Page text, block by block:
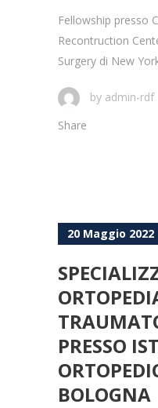
Fellowship presso
Recontruction
Surgery di New
by admin-rdf
Share
20 Maggio 2022
PRESSO
BOLOGNA